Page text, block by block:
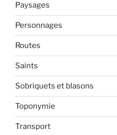
Paysages
Personnages
Routes
Saints
Sobriquets et blasons
Toponymie
Transport